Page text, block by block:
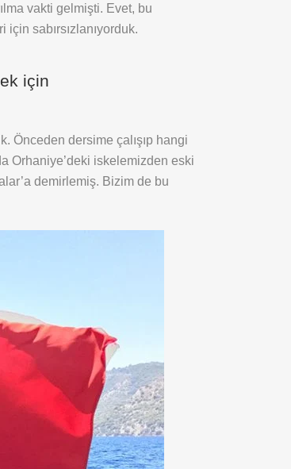
vakti gelmişti. Evet, bu
sabırsızlanıyorduk.
için
Önceden dersime çalışıp hangi
Orhaniye’deki iskelemizden eski
demirlemiş. Bizim de bu